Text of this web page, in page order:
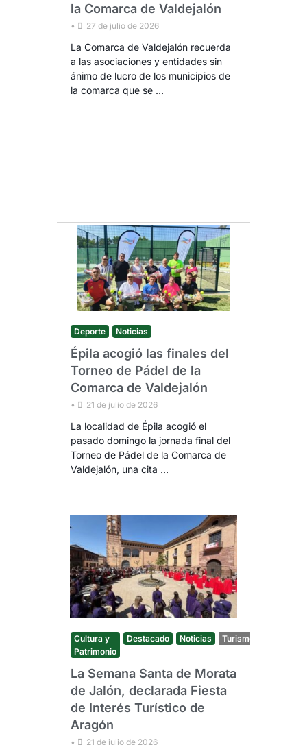
la Comarca de Valdejalón
• 27 de julio de 2026
La Comarca de Valdejalón recuerda
a las asociaciones y entidades sin
ánimo de lucro de los municipios de
la comarca que se …
Deporte Noticias
Épila acogió las finales del
Torneo de Pádel de la
Comarca de Valdejalón
• 21 de julio de 2026
La localidad de Épila acogió el
pasado domingo la jornada final del
Torneo de Pádel de la Comarca de
Valdejalón, una cita …
Cultura y
Patrimonio
Destacado Noticias Turismo
La Semana Santa de Morata
de Jalón, declarada Fiesta
de Interés Turístico de
Aragón
• 21 de julio de 2026